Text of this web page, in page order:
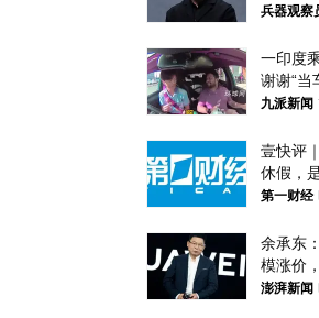
和中乌
兵器观察
一印度
谢谢“当
笑；印
九派新闻
壹快评
休假，
第一财经
余承东
模涨价
澎湃新闻